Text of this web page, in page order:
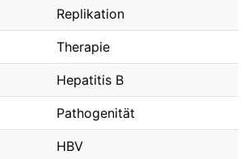
Replikation
Therapie
Hepatitis B
Pathogenität
HBV